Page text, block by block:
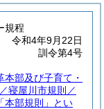
規程
令和4年9月22日
訓令第4号
部及び子育て・
寝屋川市規則／
本部規則」とい